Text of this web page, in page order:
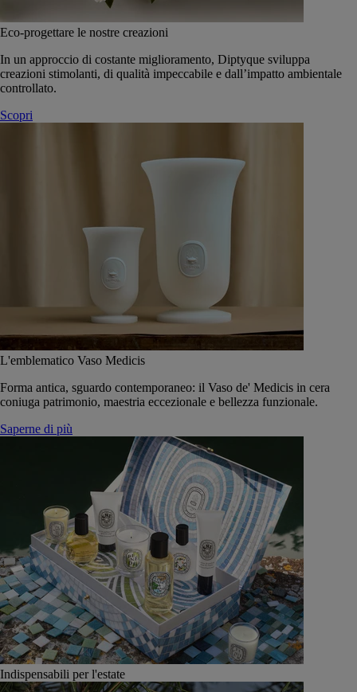
Eco-progettare le nostre creazioni
In un approccio di costante miglioramento, Diptyque sviluppa
creazioni stimolanti, di qualità impeccabile e dall’impatto ambientale
controllato.
Scopri
L'emblematico Vaso Medicis
Forma antica, sguardo contemporaneo: il Vaso de' Medicis in cera
coniuga patrimonio, maestria eccezionale e bellezza funzionale.
Saperne di più
Indispensabili per l'estate